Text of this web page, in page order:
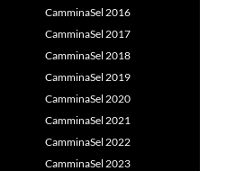
CamminaSel 2016
CamminaSel 2017
CamminaSel 2018
CamminaSel 2019
CamminaSel 2020
CamminaSel 2021
CamminaSel 2022
CamminaSel 2023